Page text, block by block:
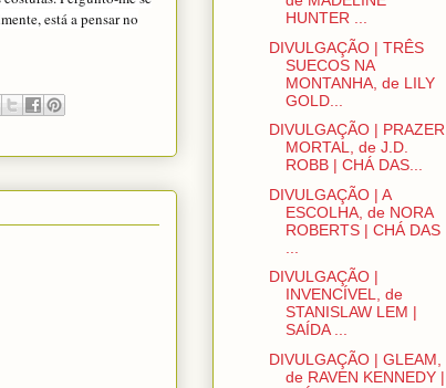
está a pensar no
HUNTER ...
DIVULGAÇÃO | TRÊS
SUECOS NA
MONTANHA, de LILY
GOLD...
DIVULGAÇÃO | PRAZER
MORTAL, de J.D.
ROBB | CHÁ DAS...
DIVULGAÇÃO | A
ESCOLHA, de NORA
ROBERTS | CHÁ DAS
DIVULGAÇÃO |
INVENCÍVEL, de
STANISLAW LEM |
SAÍDA ...
DIVULGAÇÃO | GLEAM,
de RAVEN KENNEDY |